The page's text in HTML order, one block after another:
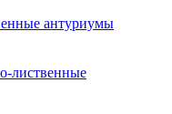
антуриумы
лиственные